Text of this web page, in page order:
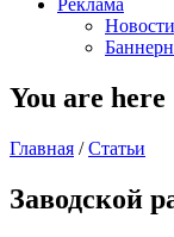
Реклама
You are here
Главная / Статьи
Заводской